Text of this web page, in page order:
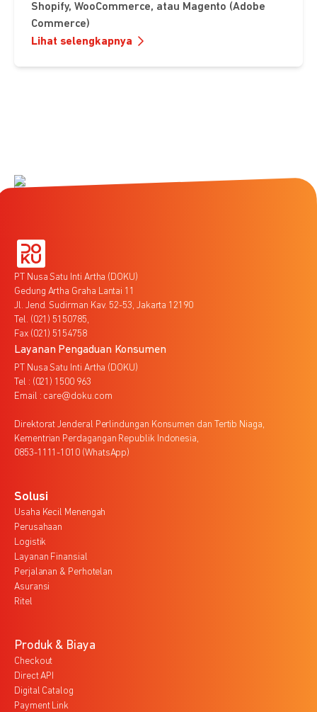
Shopify, WooCommerce, atau Magento (Adobe
Commerce)
Lihat selengkapnya
PT Nusa Satu Inti Artha (DOKU)
Gedung Artha Graha Lantai 11
Jl. Jend. Sudirman Kav. 52-53, Jakarta 12190
Tel. (021) 5150785,
Fax (021) 5154758
Layanan Pengaduan Konsumen
PT Nusa Satu Inti Artha (DOKU)
Tel : (021) 1500 963
Email : care@doku.com
Direktorat Jenderal Perlindungan Konsumen dan Tertib Niaga,
Kementrian Perdagangan Republik Indonesia,
0853-1111-1010 (WhatsApp)
Solusi
Usaha Kecil Menengah
Perusahaan
Logistik
Layanan Finansial
Perjalanan & Perhotelan
Asuransi
Ritel
Produk & Biaya
Checkout
Direct API
Digital Catalog
Payment Link